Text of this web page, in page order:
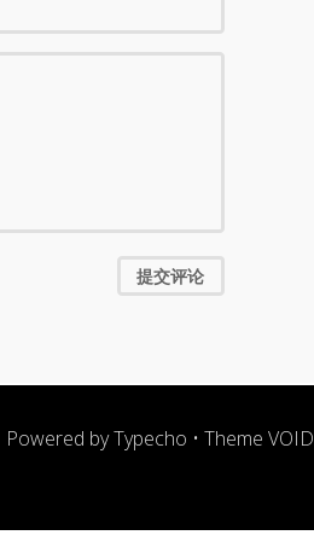
提交评论
Powered byTypecho • Theme VOID